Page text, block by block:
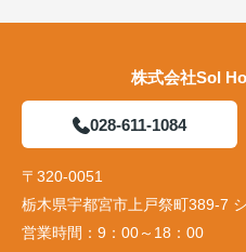
株式会社Sol
028-611-1084
〒320-0051
栃木県宇都宮市上戸祭町389-7
営業時間： 9：00～18：00